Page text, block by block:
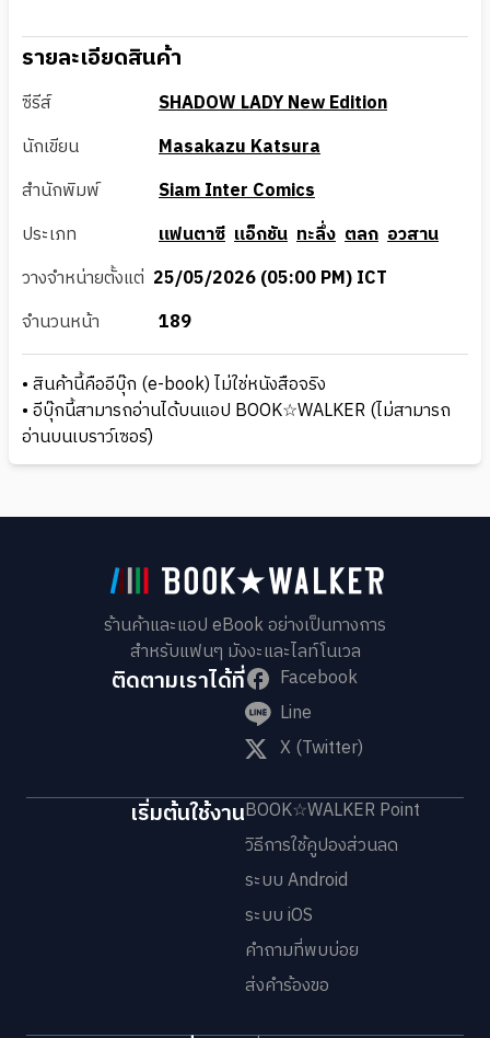
รายละเอียดสินค้า
ซีรีส์
SHADOW LADY New Edition
นักเขียน
Masakazu Katsura
สำนักพิมพ์
Siam Inter Comics
ประเภท
แฟนตาซี แอ็กชัน ทะลึ่ง ตลก อวสาน
วางจำหน่ายตั้งแต่ 25/05/2026 (05:00 PM) ICT
จำนวนหน้า
189
• สินค้านี้คืออีบุ๊ก (e-book) ไม่ใช่หนังสือจริง
• อีบุ๊กนี้สามารถอ่านได้บนแอป BOOK☆WALKER (ไม่สามารถ
อ่านบนเบราว์เซอร์)
ร้านค้าและแอป eBook อย่างเป็นทางการ
สำหรับแฟนๆ มังงะและไลท์โนเวล
ติดตามเราได้ที่
Facebook
Line
X (Twitter)
เริ่มต้นใช้งานBOOK☆WALKER Point
วิธีการใช้คูปองส่วนลด
ระบบ Android
ระบบ iOS
คำถามที่พบบ่อย
ส่งคำร้องขอ